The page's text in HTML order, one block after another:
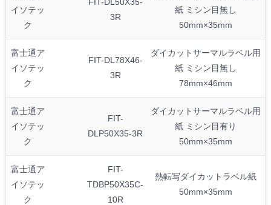
イソテッ
ク
3R
紙 ミシン目無し
50mm×35mm
富士通ア
イソテッ
ク
FIT-DL78X46-
3R
ダイカットサーマルラベル用
紙 ミシン目無し
78mm×46mm
富士通ア
イソテッ
ク
FIT-
DLP50X35-3R
ダイカットサーマルラベル用
紙 ミシン目有り
50mm×35mm
富士通ア
イソテッ
ク
FIT-
TDBP50X35C-
10R
熱転写ダイカットラベル紙
50mm×35mm